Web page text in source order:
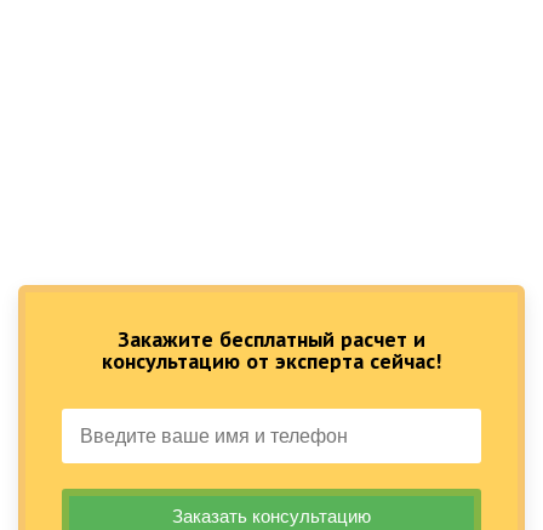
Закажите бесплатный расчет и
консультацию от эксперта сейчас!